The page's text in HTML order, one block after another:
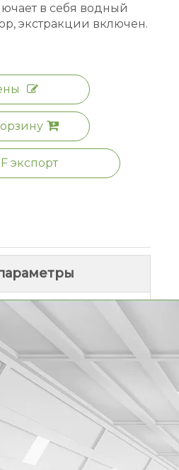
в себя водный
экстракции включен.
экспорт